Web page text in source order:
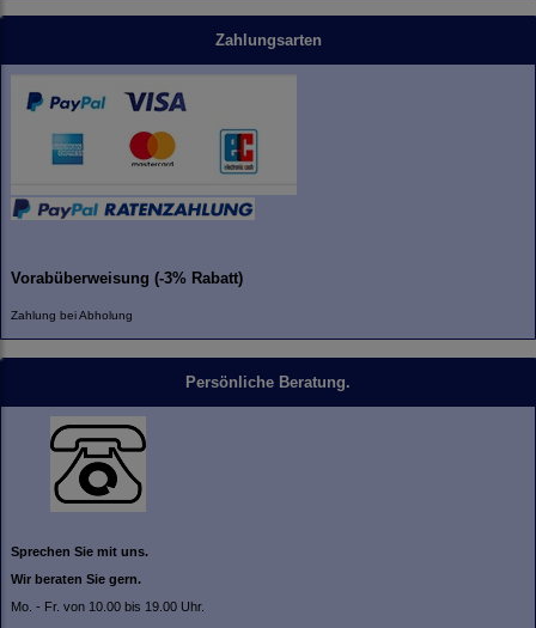
Zahlungsarten
Vorabüberweisung (-3% Rabatt)
Zahlung bei Abholung
Persönliche Beratung.
Sprechen Sie mit uns.
Wir beraten Sie gern.
Mo. - Fr. von 10.00 bis 19.00 Uhr.